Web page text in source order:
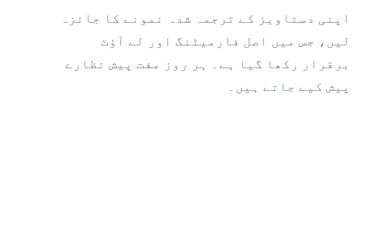
اپنی دستاویز کے ترجمہ شدہ نمونے کا جائزہ
لیں، جس میں اصل فارمیٹنگ اور لے آؤٹ
برقرار رکھا گیا ہے۔ ہر روز مفت پیش نظارے
پیش کیے جاتے ہیں۔